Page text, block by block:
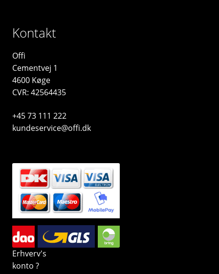
Kontakt
Offi
Cementvej 1
4600 Køge
CVR: 42564435
+45 73 111 222
kundeservice@offi.dk
Erhverv's
konto ?